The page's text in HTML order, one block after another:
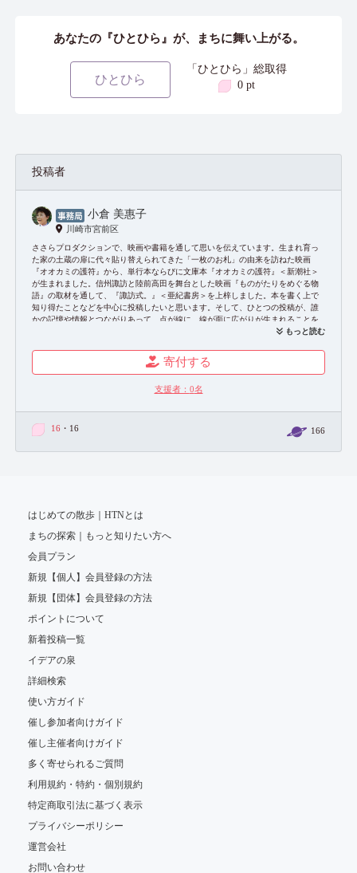
あなたの『ひとひら』が、まちに舞い上がる。
ひとひら
「ひとひら」総取得
0 pt
投稿者
小倉 美惠子
川崎市宮前区
ささらプロダクションで、映画や書籍を通して思いを伝えています。生まれ育っ
た家の土蔵の扉に代々貼り替えられてきた「一枚のお札」の由来を訪ねた映画
『オオカミの護符』から、単行本ならびに文庫本『オオカミの護符』＜新潮社＞
が生まれました。信州諏訪と陸前高田を舞台とした映画『ものがたりをめぐる物
語』の取材を通して、『諏訪式。』＜亜紀書房＞を上梓しました。本を書く上で
知り得たことなどを中心に投稿したいと思います。そして、ひとつの投稿が、誰
かの記憶や情報とつながりあって、点が線に、線が面に広がりが生まれることを
お問い合わせ： https://sasala-pro.com/contact/
もっと読む
寄付する
支援者： 0名
16 ・16 166
はじめての散歩｜HTNとは
まちの探索｜もっと知りたい方へ
会員プラン
新規【個人】会員登録の方法
新規【団体】会員登録の方法
ポイントについて
新着投稿一覧
イデアの泉
詳細検索
使い方ガイド
催し参加者向けガイド
催し主催者向けガイド
多く寄せられるご質問
利用規約・特約・個別規約
特定商取引法に基づく表示
プライバシーポリシー
運営会社
お問い合わせ